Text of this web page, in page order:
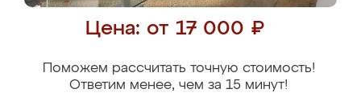
Цена: от 17 000 ₽
Поможем рассчитать точную стоимость!
Ответим менее, чем за 15 минут!